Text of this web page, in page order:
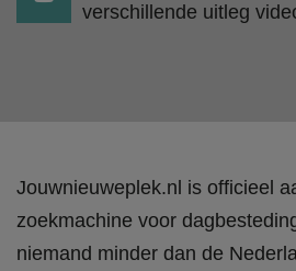
verschillende uitleg
Jouwnieuweplek.nl is officieel
zoekmachine voor
niemand minder dan de